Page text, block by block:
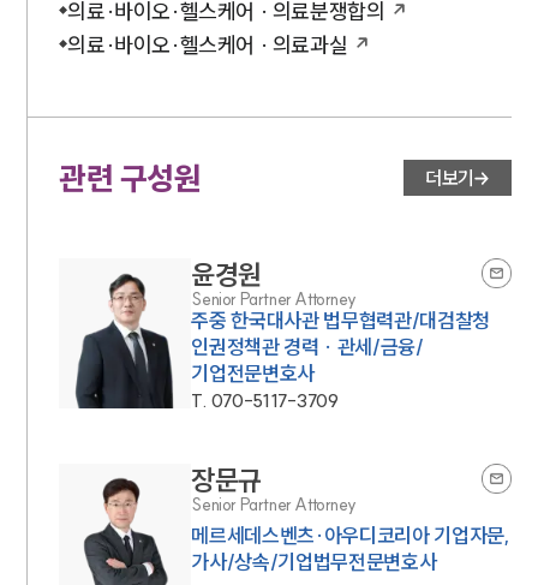
의료·바이오·헬스케어 · 의료분쟁합의
의료·바이오·헬스케어 · 의료과실
관련 구성원 더보기
윤경원
Senior Partner Attorney
주중 한국대사관 법무협력관/대검찰청
인권정책관 경력 · 관세/금융/
기업전문변호사
T. 070-5117-3709
장문규
Senior Partner Attorney
메르세데스벤츠·아우디코리아 기업자문,
가사/상속/기업법무전문변호사